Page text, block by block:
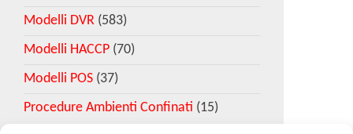
Modelli DVR (583)
Modelli HACCP (70)
Modelli POS (37)
Procedure Ambienti Confinati (15)